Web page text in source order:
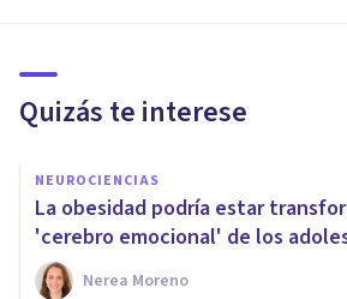
Quizás te interese
NEUROCIENCIAS
La obesidad podría estar
'cerebro emocional' de los
Nerea Moreno